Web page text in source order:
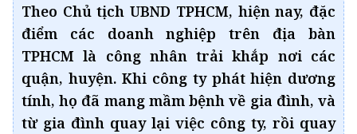
Theo Chủ tịch UBND TPHCM, hiện nay, đặc
điểm các doanh nghiệp trên địa bàn
TPHCM là công nhân trải khắp nơi các
quận, huyện. Khi công ty phát hiện dương
tính, họ đã mang mầm bệnh về gia đình, và
từ gia đình quay lại việc công ty, rồi quay